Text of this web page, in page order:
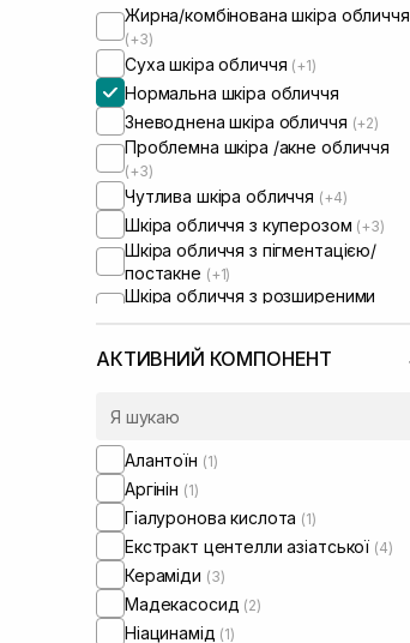
Жирна/комбінована шкіра обличчя
(+3)
Суха шкіра обличчя (+1)
Нормальна шкіра обличчя
Зневоднена шкіра обличчя (+2)
Проблемна шкіра /акне обличчя
(+3)
Чутлива шкіра обличчя (+4)
Шкіра обличчя з куперозом (+3)
Шкіра обличчя з пігментацією/
постакне (+1)
Шкіра обличчя з розширеними
порами(+2)
барʼєром (+3)
мікробіомом
АКТИВНИЙ КОМПОНЕНТ
Алантоїн (1)
Аргінін (1)
Гіалуронова кислота (1)
Екстракт центелли азіатської (4)
Кераміди (3)
Мадекасосид (2)
Ніацинамід (1)